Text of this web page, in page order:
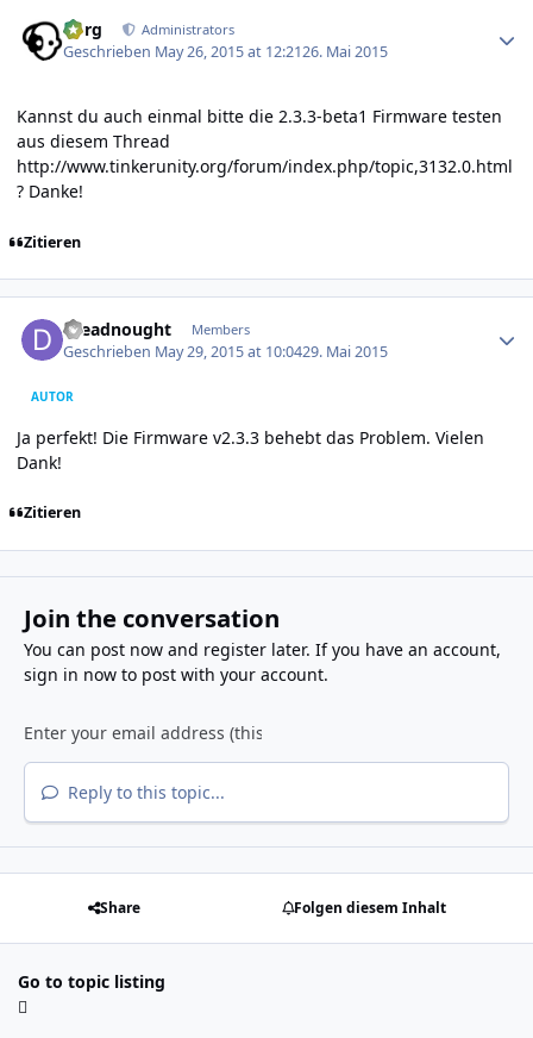
borg Administrators
Geschrieben May 26, 2015 at 12:2126. Mai 2015
Kannst du auch einmal bitte die 2.3.3-beta1 Firmware testen
aus diesem Thread
http://www.tinkerunity.org/forum/index.php/topic,3132.0.html
? Danke!
Zitieren
dreadnought Members
Geschrieben May 29, 2015 at 10:0429. Mai 2015
AUTOR
Ja perfekt! Die Firmware v2.3.3 behebt das Problem. Vielen
Dank!
Zitieren
Join the conversation
You can post now and register later. If you have an account,
sign in nowto post with your account.
Reply to this topic...
Share Folgen diesem Inhalt
Go to topic listing